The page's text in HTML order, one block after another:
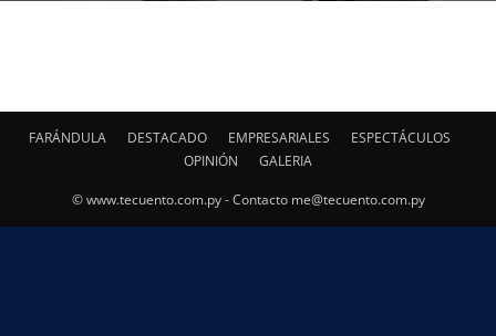
FARÁNDULA DESTACADO EMPRESARIALES
ESPECTÁCULOS
OPINIÓN
GALERIA
© www.tecuento.com.py - Contacto me@tecuento.com.py